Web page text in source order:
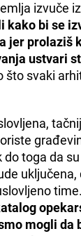
izvuče
kako bi se
jer prolaziš
ustvari
što svaki
do toga da
time.
mogli